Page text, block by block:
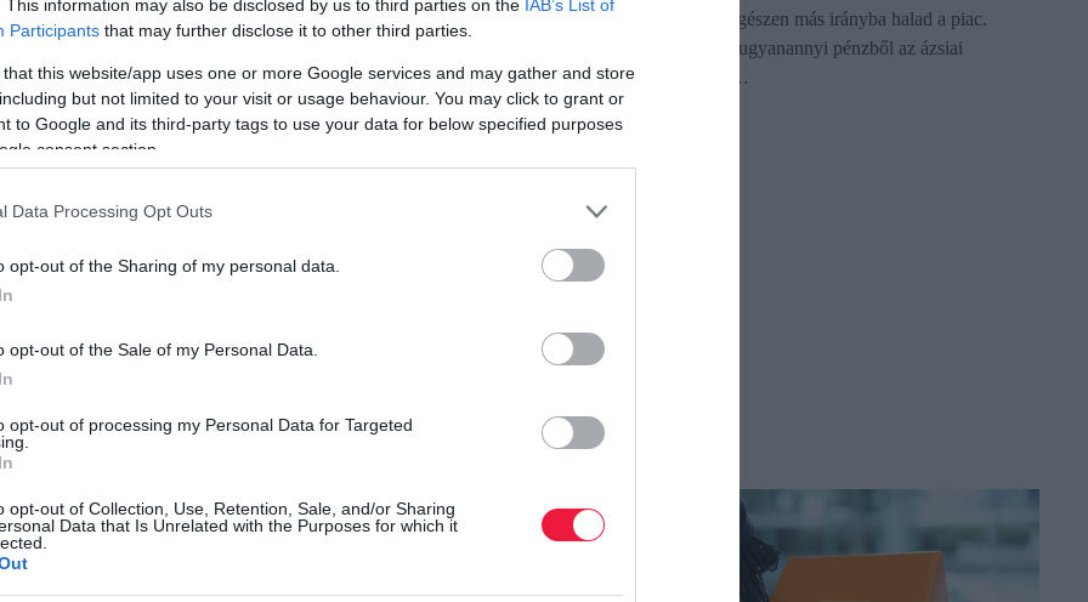
This information may also be disclosed by us to third parties on the IAB’s List of
Participants that may further disclose it to other third parties.
that this website/app uses one or more Google services and may gather and store
but not limited to your visit or usage behaviour. You may click to grant or
to Google and its third-party tags to use your data for below specified purposes
consent section.
Data Processing Opt Outs
opt-out of the Sharing of my personal data.
opt-out of the Sale of my Personal Data.
opt-out of processing my Personal Data for Targeted
opt-out of Collection, Use, Retention, Sale, and/or Sharing
Data that Is Unrelated with the Purposes for which it
kínai SAIC Motor, amely többek között az MG Motor és a
a cég korábban…
új autót találni, Kínában egészen más irányba halad a piac.
Olyannyira igaz ez, hogy ugyanannyi pénzből az ázsiai
országban akár öt kisebb…